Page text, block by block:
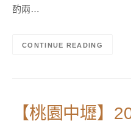
酌兩…
CONTINUE READING
【桃園中壢】